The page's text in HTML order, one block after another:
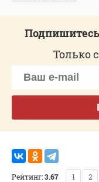
Только
Рейтинг:3.67 1 2